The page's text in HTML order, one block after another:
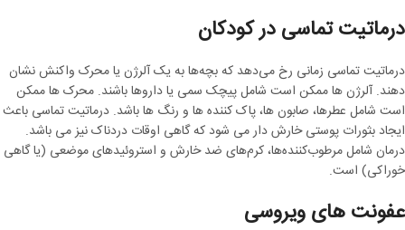
درماتیت تماسی در کودکان
درماتیت تماسی زمانی رخ می‌دهد که بچه‌ها به یک آلرژن یا محرک واکنش نشان
دهند. آلرژن ها ممکن است شامل پیچک سمی یا داروها باشند. محرک ها ممکن
است شامل عطرها، صابون ها، پاک کننده ها و رنگ ها باشد. درماتیت تماسی باعث
ایجاد بثورات پوستی خارش دار می شود که گاهی اوقات دردناک نیز می باشد.
درمان شامل مرطوب‌کننده‌ها، کرم‌های ضد خارش و استروئیدهای موضعی (یا گاهی
خوراکی) است.
عفونت های ویروسی